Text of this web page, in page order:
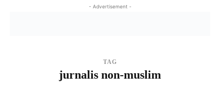
- Advertisement -
TAG
jurnalis non-muslim